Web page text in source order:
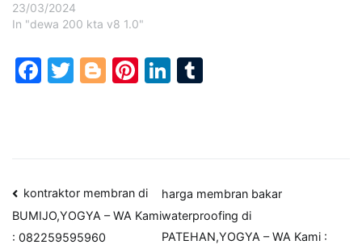
23/03/2024
In "dewa 200 kta v8 1.0"
Facebook
Twitter
Blogger
Pinterest
LinkedIn
Post
navigation
kontraktor membran di
BUMIJO,YOGYA – WA Kami
: 082259595960
harga membran bakar
waterproofing di
PATEHAN,YOGYA – WA Kami :